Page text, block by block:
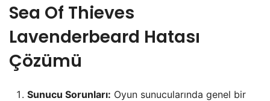
Sea Of Thieves
Lavenderbeard Hatası
Çözümü
Sunucu Sorunları: Oyun sunucularında genel bir